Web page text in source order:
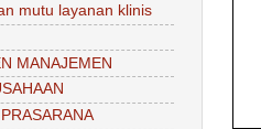
mutu layanan klinis
MANAJEMEN